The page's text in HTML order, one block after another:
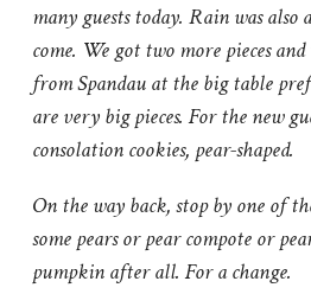
many guests today. Rain was
come. We got two more pieces
from Spandau at the big table
are very big pieces. For the new
consolation cookies, pear-shaped.
On the way back, stop by one of
some pears or pear compote or
pumpkin after all. For a change.